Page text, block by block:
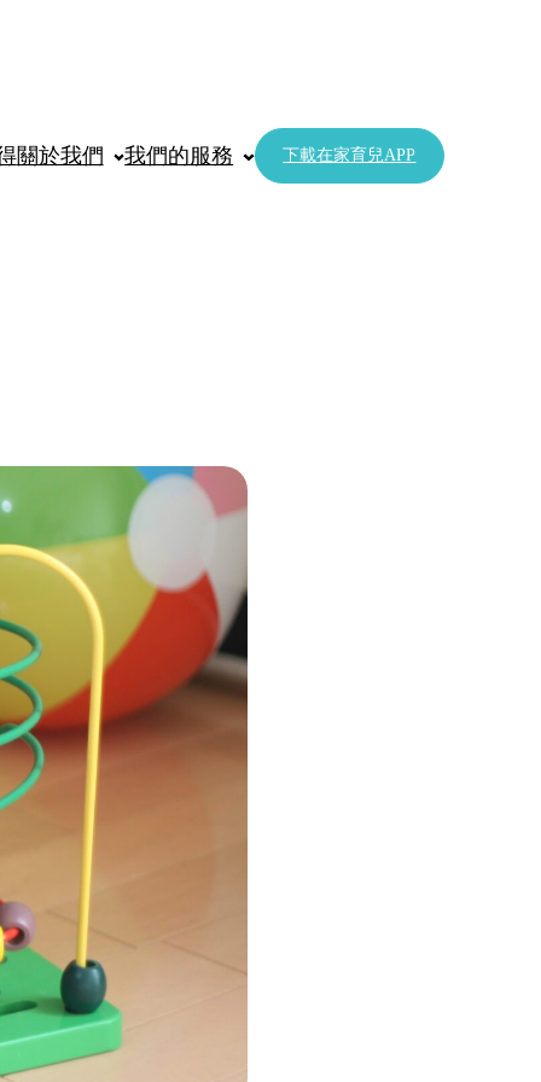
關於我們 我們的服務 下載在家育兒APP